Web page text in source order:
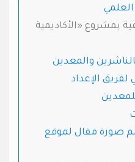
بمشروع «الأكاديمية
والمعدين
الإعداد
صورة مقال لموقع